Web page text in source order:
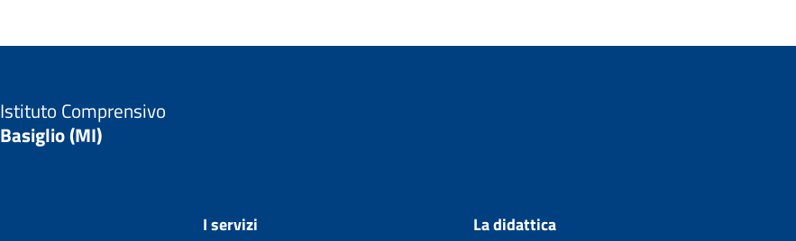
Istituto Comprensivo
Basiglio (MI)
I servizi La didattica